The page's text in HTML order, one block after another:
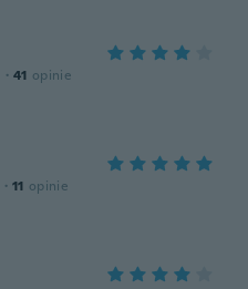
· 41 opinie
· 11 opinie